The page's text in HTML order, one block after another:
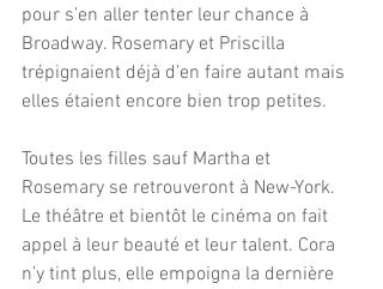
pour s’en aller tenter leur chance à
Broadway. Rosemary et Priscilla
trépignaient déjà d’en faire autant mais
elles étaient encore bien trop petites.
Toutes les filles sauf Martha et
Rosemary se retrouveront à New-York.
Le théâtre et bientôt le cinéma on fait
appel à leur beauté et leur talent. Cora
n’y tint plus, elle empoigna la dernière